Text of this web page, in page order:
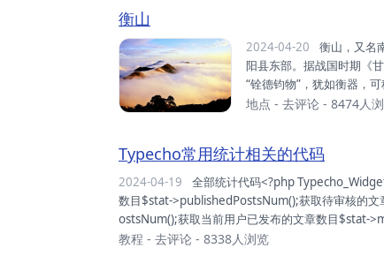
衡山
2024-04-20
阳县东部。据战国时期《
“铨德钧物”，犹如衡器，
山等，最高峰祝融峰海拔
道教、佛教圣地，环山有
地点 - 去评论 - 8474人
Typecho常用统计相关的代码
2024-04-19
数目$stat->publishedPostsNum();获取待审核的
ostsNum();获取当前用户已发布的文章数目$stat-
WaitingPostsNum();获取当前用户草稿文章数目
教程 - 去评论 - 8338人浏览